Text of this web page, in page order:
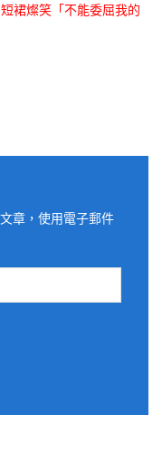
裙燦笑「不能委屈我的
章，使用電子郵件